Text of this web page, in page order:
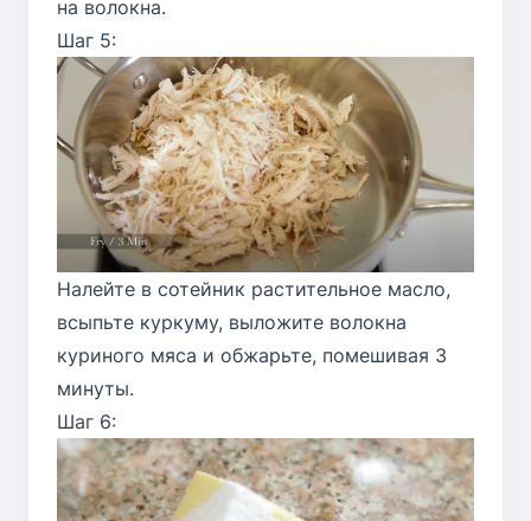
на волокна.
Шаг 5:
Налейте в сотейник растительное масло,
всыпьте куркуму, выложите волокна
куриного мяса и обжарьте, помешивая 3
минуты.
Шаг 6: